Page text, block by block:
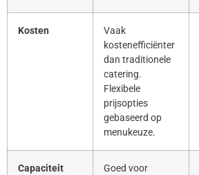
Kosten
Vaak
kostenefficiënter
dan traditionele
catering.
Flexibele
prijsopties
gebaseerd op
menukeuze.
Capaciteit
Goed voor